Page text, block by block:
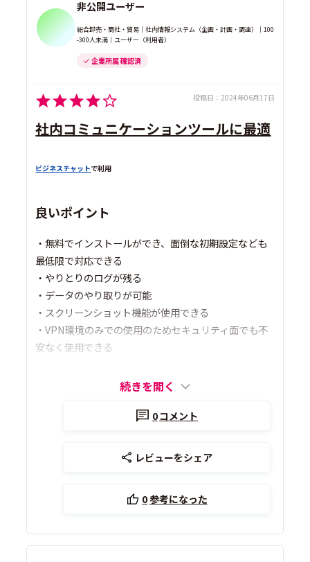
非公開ユーザー
総合卸売・商社・貿易｜社内情報システム（企画・計画・調達）｜100
-300人未満｜ユーザー（利用者）
企業所属 確認済
投稿日： 2024年06月17日
社内コミュニケーションツールに最適
ビジネスチャットで利用
良いポイント
・無料でインストールができ、面倒な初期設定なども
最低限で対応できる
・やりとりのログが残る
・データのやり取りが可能
・スクリーンショット機能が使用できる
・VPN環境のみでの使用のためセキュリティ面でも不
安なく使用できる
続きを開く
0コメント
レビューをシェア
0参考になった